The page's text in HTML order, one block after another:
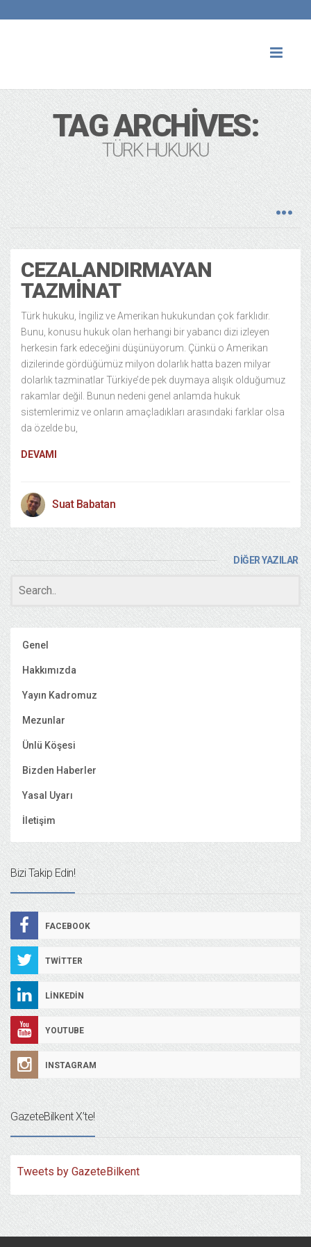
TAG ARCHIVES:
TÜRK HUKUKU
CEZALANDIRMAYAN
TAZMINAT
Türk hukuku, İngiliz ve Amerikan hukukundan çok farklıdır.
Bunu, konusu hukuk olan herhangi bir yabancı dizi izleyen
herkesin fark edeceğini düşünüyorum. Çünkü o Amerikan
dizilerinde gördüğümüz milyon dolarlık hatta bazen milyar
dolarlık tazminatlar Türkiye’de pek duymaya alışık olduğumuz
rakamlar değil. Bunun nedeni genel anlamda hukuk
sistemlerimiz ve onların amaçladıkları arasındaki farklar olsa
da özelde bu,
DEVAMI
Suat Babatan
DİĞER YAZILAR
Genel
Hakkımızda
Yayın Kadromuz
Mezunlar
Ünlü Köşesi
Bizden Haberler
Yasal Uyarı
İletişim
Bizi Takip Edin!
FACEBOOK
TWITTER
LINKEDIN
YOUTUBE
INSTAGRAM
GazeteBilkent X’te!
Tweets by GazeteBilkent